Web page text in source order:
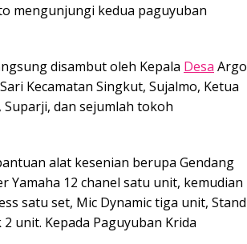
mengunjungi kedua paguyuban
disambut oleh Kepala Desa Argo
Kecamatan Singkut, Sujalmo, Ketua
Suparji, dan sejumlah tokoh
alat kesenian berupa Gendang
Yamaha 12 chanel satu unit, kemudian
satu set, Mic Dynamic tiga unit, Stand
unit. Kepada Paguyuban Krida